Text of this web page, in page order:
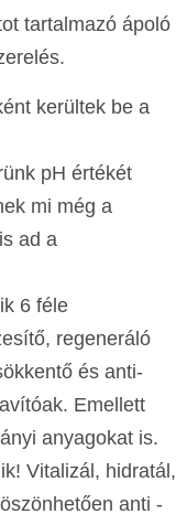
tartalmazó ápoló
kerültek be a
pH értékét
mi még a
ad a
6 féle
regeneráló
és anti-
Emellett
anyagokat is.
Vitalizál, hidratál,
anti -